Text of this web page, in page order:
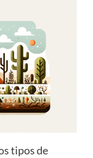
tipos de